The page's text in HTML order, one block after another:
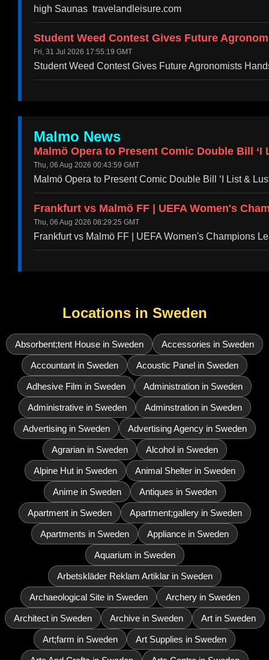
high Saunas travelandleisure.com
Student Weed Contest Gives Future
Fri, 31 Jul 2026 17:55:19 GMT
Student Weed Contest Gives Future Agronomists
Malmo News
Malmö Opera to Present Comic Double Bill ‘I
Thu, 06 Aug 2026 00:43:59 GMT
Malmö Opera to Present Comic Double Bill ‘I List &
Frankfurt vs Malmö FF | UEFA Women's
Thu, 06 Aug 2026 08:29:25 GMT
Frankfurt vs Malmö FF | UEFA Women's Champions
Locations in Sweden
Absorbent;tent House in Sweden Accessories in Sweden
Accountant in Sweden Acoustic Panel in Sweden
Adhesive Film in Sweden Administration in Sweden
Administrative in Sweden Adminstration in Sweden
Advertising in Sweden Advertising Agency in Sweden
Agrarian in Sweden Alcohol in Sweden
Alpine Hut in Sweden Animal Shelter in Sweden
Anime in Sweden Antiques in Sweden
Apartment in Sweden Apartment;gallery in Sweden
Apartments in Sweden Appliance in Sweden
Aquarium in Sweden
Arbetskläder Reklam Artiklar in Sweden
Archaeological Site in Sweden Archery in Sweden
Architect in Sweden Archive in Sweden Art in Sweden
Art;farm in Sweden Art Supplies in Sweden